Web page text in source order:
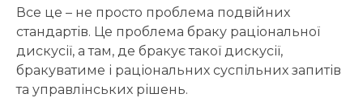
Все це – не просто проблема подвійних
стандартів. Це проблема браку раціональної
дискусії, а там, де бракує такої дискусії,
бракуватиме і раціональних суспільних запитів
та управлінських рішень.